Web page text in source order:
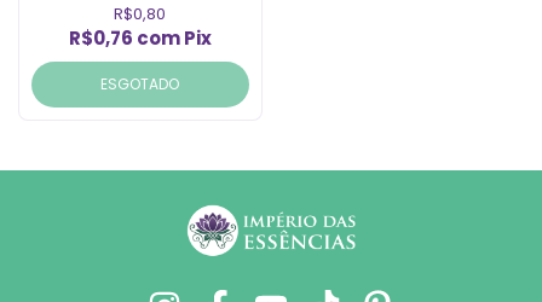
R$0,80
R$0,76 com Pix
ESGOTADO